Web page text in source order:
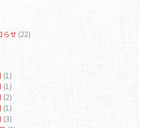
らせ (22)
(1)
(1)
(2)
(1)
(3)